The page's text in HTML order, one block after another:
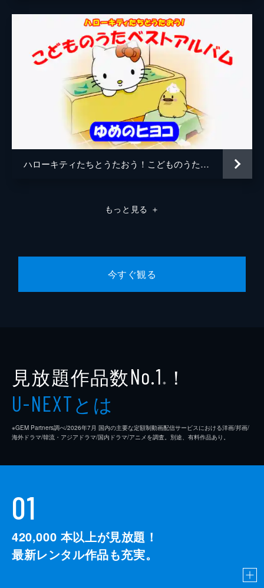
ハローキティたちとうたおう！こどものうた ベストアルバム ゆめのヒヨコ
もっと見る ＋
今すぐ観る
見放題作品数No.1 ※ ！
U-NEXTとは
※GEM Partners調べ/2026年7⽉ 国内の主要な定額制動画配信サービスにおける洋画/邦画/
海外ドラマ/韓流・アジアドラマ/国内ドラマ/アニメを調査。別途、有料作品あり。
01
420,000 本以上が見放題！
最新レンタル作品も充実。